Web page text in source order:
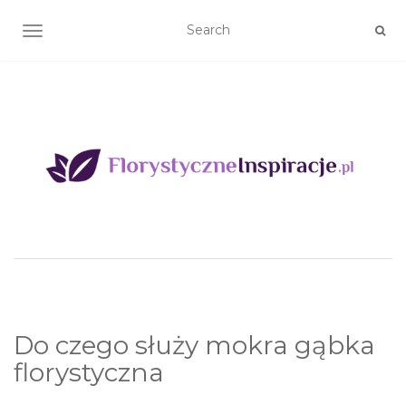
TOGGLE NAVIGATION
Do czego służy mokra gąbka
florystyczna